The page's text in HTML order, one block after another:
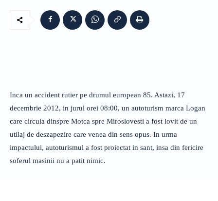
Inca un accident rutier pe drumul european 85. Astazi, 17
decembrie 2012, in jurul orei 08:00, un autoturism marca Logan
care circula dinspre Motca spre Miroslovesti a fost lovit de un
utilaj de deszapezire care venea din sens opus. In urma
impactului, autoturismul a fost proiectat in sant, insa din fericire
soferul masinii nu a patit nimic.